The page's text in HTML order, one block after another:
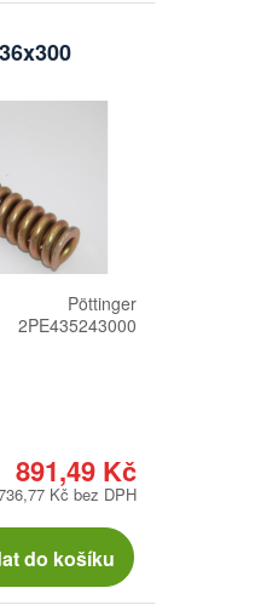
Pöttinger
2PE435243000
891,49 Kč
Kč bez DPH
do košíku